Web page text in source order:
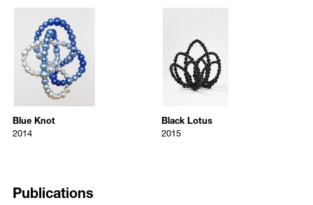
1992 at Kassel, Germany, for his sulfur sculpture.
He began using glass in his work in the early 1990s after meeting
artisan glassblowers from Murano, Italy, and has been creating his
signature glass necklaces since the late 90s. Othoniel had his first
retrospectiveMy Way
in 2011 at the Centre Pompidou, Paris, France,
and the show then travelled to Plateau, Samsung Museum of Art,
Museum of Art; and the Brooklyn Museum.
Louvre in celebration of its 100th anniversary, where he installed the
이어 마카오와 뉴욕에서 순회전을 가졌다.
오토니엘은 다양한 공공기관과의 프로젝트에도 적극적으로 참여하였
다. 2000년에는 파리 지하철 개통 100주년을 기념하여 팔레 루아얄-루
브르 박물관 (Palais-Royal – Musée du Louvre)역에 무라노 유리와 알루
미늄으로 지하철 입구를 제작한 작업 <야행자들의 키오스크 (Kiosque
des Noctambules)>를 통해 국제적으로 주목을 받았다. 또한 2015년에
는 베르사유 궁전의 정원에 <아름다운 춤 (Les Belles Danses)>를 영구
적으로 설치하여 동시대의 영향력 있는 작가로 이름을 올렸다.
최근 주요 전시로는 2015년 미국 보스톤 이사벨라 스튜어드 가드너 미
술관 «Jean-Michel Othoniel : Secret flower sculptures» 개인전, 2013년
d’œuvre? » 단체전, 2009년 제 53회 베니스 비엔날레 «Glasstress» 등
/upload/artworks/Jean-Michel_Othoniel_p_59522.jpg
Blue Knot
Jean-Michel Othoniel
2014
Blue Knot
2014
Mirrored glass, steel
72 x 63 x 43 cm
Blue Knot
2014
Black Lotus
Jean-Michel Othoniel
2015
Black Lotus
Black anodised aluminium cast,
150 x 150 x 150 cm
Black Lotus
2015
Publications